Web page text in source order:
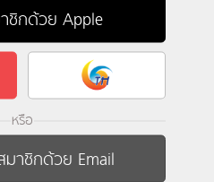
ชิกด้วย Apple
หรือ
าชิกด้วย Email